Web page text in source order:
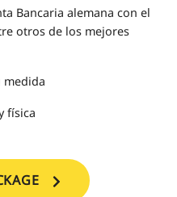
Bancaria alemana con el
otros de los mejores
medida
física